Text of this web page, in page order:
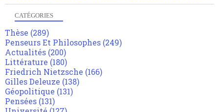
CATÉGORIES
Thèse (289)
Penseurs Et Philosophes (249)
Actualités (200)
Littérature (180)
Friedrich Nietzsche (166)
Gilles Deleuze (138)
Géopolitique (131)
Pensées (131)